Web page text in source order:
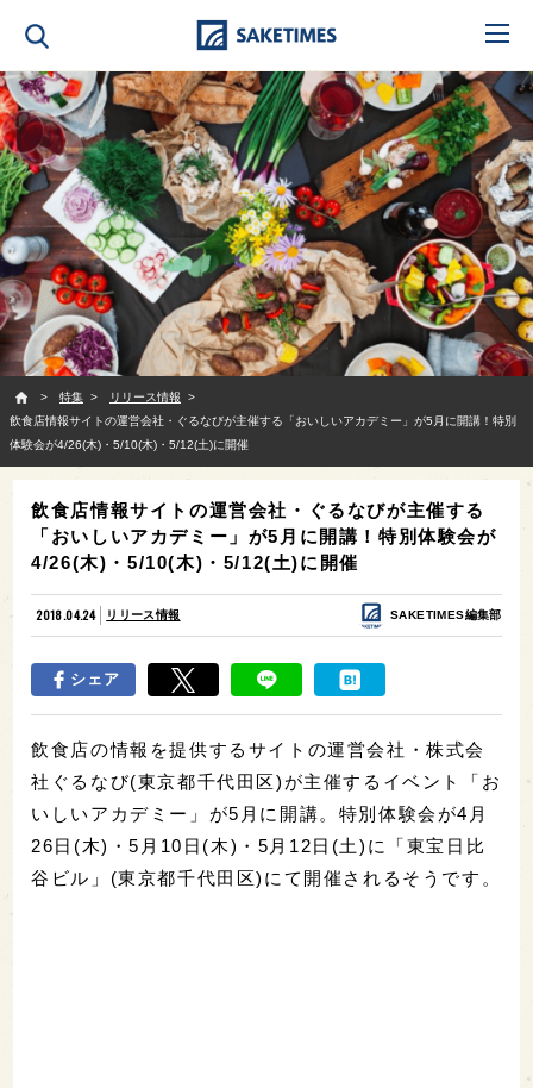
特集
リリース情報
飲食店情報サイトの運営会社・ぐるなびが主催する「おいしいアカデミー」が5月に開講！特別
体験会が4/26(木)・5/10(木)・5/12(土)に開催
飲食店情報サイトの運営会社・ぐるなびが主催する
「おいしいアカデミー」が5月に開講！特別体験会が
4/26(木)・5/10(木)・5/12(土)に開催
2018.04.24 リリース情報 SAKETIMES編集部
シェア
飲食店の情報を提供するサイトの運営会社・株式会
社ぐるなび(東京都千代田区)が主催するイベント「お
いしいアカデミー」が5月に開講。特別体験会が4月
26日(木)・5月10日(木)・5月12日(土)に「東宝日比
谷ビル」(東京都千代田区)にて開催されるそうです。